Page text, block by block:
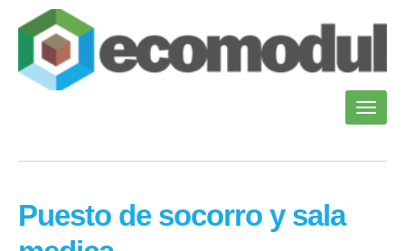
Puesto de socorro y sala